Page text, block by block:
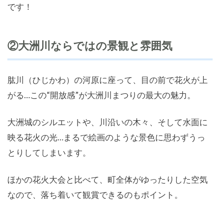
です！
②大洲川ならではの景観と雰囲気
肱川（ひじかわ）の河原に座って、目の前で花火が上
がる…この“開放感”が大洲川まつりの最大の魅力。
大洲城のシルエットや、川沿いの木々、そして水面に
映る花火の光…まるで絵画のような景色に思わずうっ
とりしてしまいます。
ほかの花火大会と比べて、町全体がゆったりした空気
なので、落ち着いて観賞できるのもポイント。